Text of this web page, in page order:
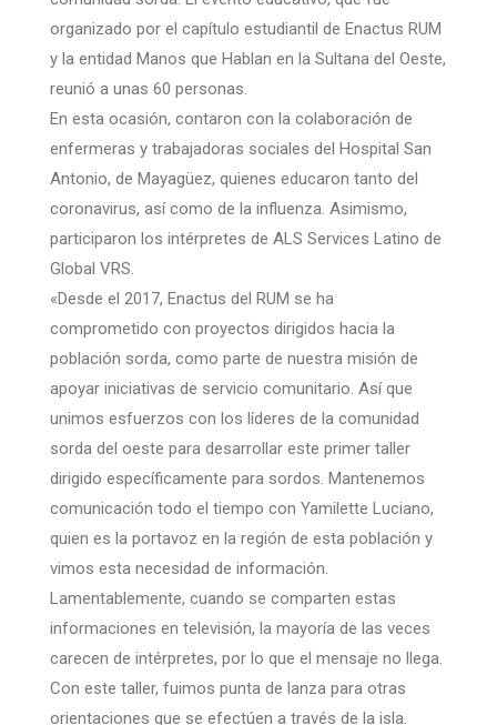
organizado por el capítulo estudiantil de Enactus RUM
y la entidad Manos que Hablan en la Sultana del Oeste,
reunió a unas 60 personas.
En esta ocasión, contaron con la colaboración de
enfermeras y trabajadoras sociales del Hospital San
Antonio, de Mayagüez, quienes educaron tanto del
coronavirus, así como de la influenza. Asimismo,
participaron los intérpretes de ALS Services Latino de
Global VRS.
«Desde el 2017, Enactus del RUM se ha
comprometido con proyectos dirigidos hacia la
población sorda, como parte de nuestra misión de
apoyar iniciativas de servicio comunitario. Así que
unimos esfuerzos con los líderes de la comunidad
sorda del oeste para desarrollar este primer taller
dirigido específicamente para sordos. Mantenemos
comunicación todo el tiempo con Yamilette Luciano,
quien es la portavoz en la región de esta población y
vimos esta necesidad de información.
Lamentablemente, cuando se comparten estas
informaciones en televisión, la mayoría de las veces
carecen de intérpretes, por lo que el mensaje no llega.
Con este taller, fuimos punta de lanza para otras
orientaciones que se efectúen a través de la isla.